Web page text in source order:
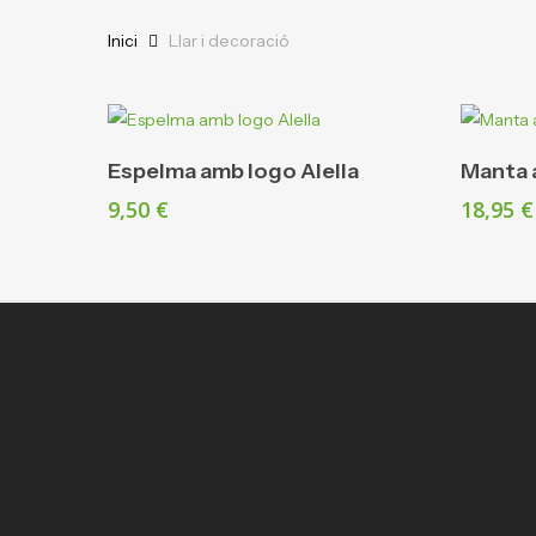
Inici Llar i decoració
Afegeix A La Cistella
Espelma amb logo Alella
9,50 €
Manta
18,95 €